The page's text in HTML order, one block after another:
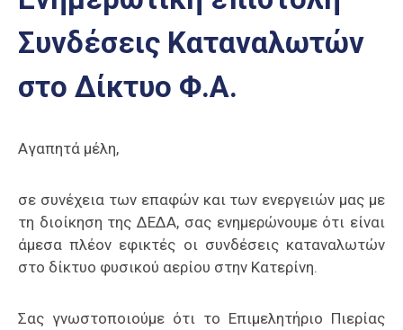
Επιχειρηματική
Υποστήριξη
Έκθεση
Παραδοσιακών
ΚΜ
Πιερία
Συνδέσεις Καταναλωτών
στο Δίκτυο Φ.Α.
Αγαπητά μέλη,
σε συνέχεια των επαφών και των ενεργειών μας με
τη διοίκηση της ΔΕΔΑ, σας ενημερώνουμε ότι είναι
άμεσα πλέον εφικτές οι συνδέσεις καταναλωτών
στο δίκτυο φυσικού αερίου στην Κατερίνη.
Σας γνωστοποιούμε ότι το Επιμελητήριο Πιερίας